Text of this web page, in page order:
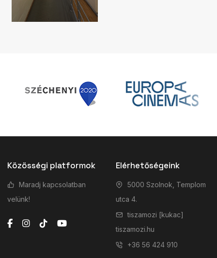
Közösségi platformok
Maradj kapcsolatban
velünk!
Elérhetőségeink
5000 Szolnok, Templom
utca 4.
tiszamozi [kukac]
tiszamozi.hu
+36 56 424 910